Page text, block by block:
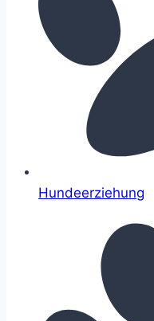
Hundeerziehung